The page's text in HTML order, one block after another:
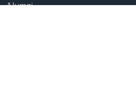
Alumni